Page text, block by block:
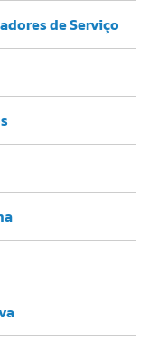
de Serviço